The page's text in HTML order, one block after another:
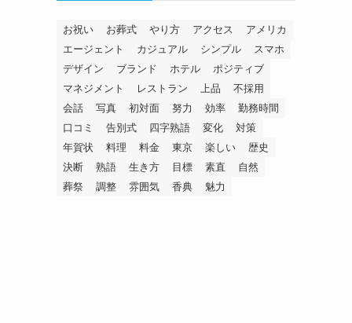
お祝い お葬式 やり方 アクセス
アメリカ
エージェント
カジュアル シンプル
スマホ
デザイン
ブランド ホテル
ポジティブ
マネジメント
レストラン 上品
不採用
会話
写真 初対面 努力 効率
勤務時間
口コミ
告別式 四字熟語 変化
対策
年賀状
料理 料金 東京 楽しい
歴史
決断
熟語 生き方 目標 素直
自然
葬祭
調整 雰囲気 香典 魅力